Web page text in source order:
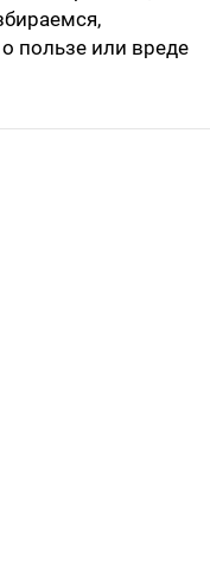
пользе или вреде